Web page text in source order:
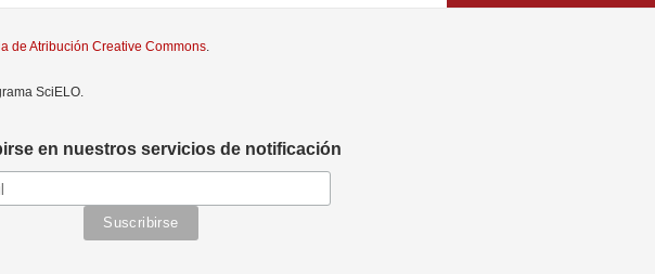
de Atribución Creative Commons.
SciELO.
en nuestros servicios de notificación